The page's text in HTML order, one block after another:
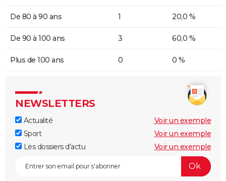
De 80 à 90 ans 1 20,0 %
De 90 à 100 ans 3 60,0 %
Plus de 100 ans 0 0 %
NEWSLETTERS
Actualité
Voir un exemple
Sport
Voir un exemple
Les dossiers d'actu
Voir un exemple